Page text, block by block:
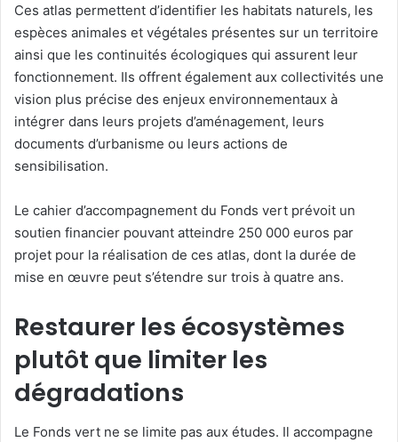
Ces atlas permettent d’identifier les habitats naturels, les
espèces animales et végétales présentes sur un territoire
ainsi que les continuités écologiques qui assurent leur
fonctionnement. Ils offrent également aux collectivités une
vision plus précise des enjeux environnementaux à
intégrer dans leurs projets d’aménagement, leurs
documents d’urbanisme ou leurs actions de
sensibilisation.
Le cahier d’accompagnement du Fonds vert prévoit un
soutien financier pouvant atteindre 250 000 euros par
projet pour la réalisation de ces atlas, dont la durée de
mise en œuvre peut s’étendre sur trois à quatre ans.
Restaurer les écosystèmes
plutôt que limiter les
dégradations
Le Fonds vert ne se limite pas aux études. Il accompagne